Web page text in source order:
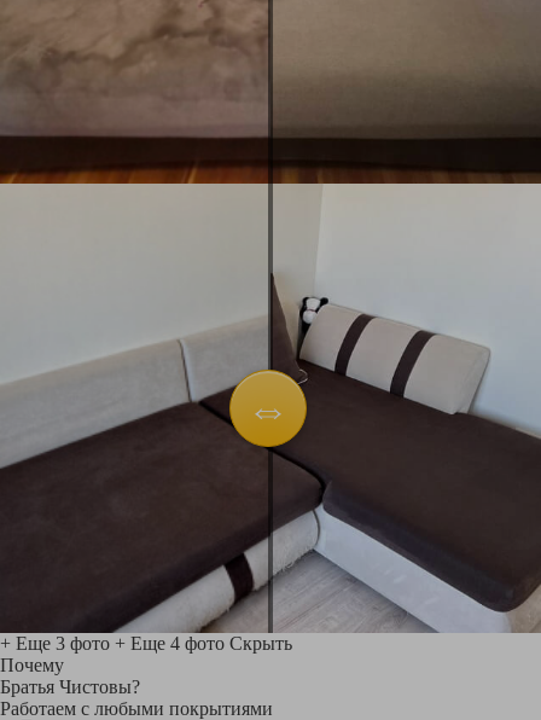
+ Еще 3 фото + Еще 4 фото Скрыть
Почему
Братья Чистовы?
Работаем с любыми покрытиями